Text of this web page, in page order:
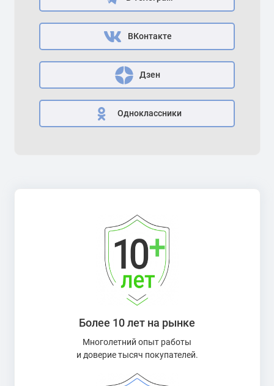
ВКонтакте
Дзен
Одноклассники
Более 10 лет на рынке
Многолетний опыт работы
и доверие тысяч покупателей.